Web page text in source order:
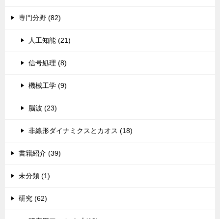
専門分野 (82)
人工知能 (21)
信号処理 (8)
機械工学 (9)
脳波 (23)
非線形ダイナミクスとカオス (18)
書籍紹介 (39)
未分類 (1)
研究 (62)